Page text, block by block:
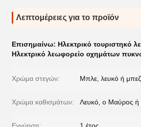
Λεπτομέρειες για το προϊόν
Επισημαίνω: Ηλεκτρικό τουριστηκό
Ηλεκτρικό λεωφορείο οχημάτων
Χρώμα στεγών: Μπλε, λευκό ή μπεζ
Χρώμα καθισμάτων: Λευκό, ο Μαύρος ή